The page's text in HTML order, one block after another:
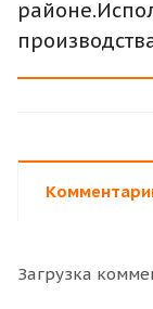
Загрузка